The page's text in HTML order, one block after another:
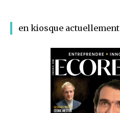
en kiosque actuellement